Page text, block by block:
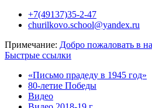
Перейти+7(49137)35-2-47
churilkovo.school@yandex.ru
Примечание: Добро пожаловать в
Быстрые ссылки
«Письмо прадеду в 1945 год»
80-летие Победы
Видео